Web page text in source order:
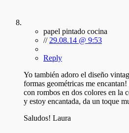
papel pintado cocina
// 29.08.14 @ 9:53
Reply
Yo también adoro el diseño
formas geométricas me
con rombos en dos colores en la
y estoy encantada, da un toque
Saludos! Laura